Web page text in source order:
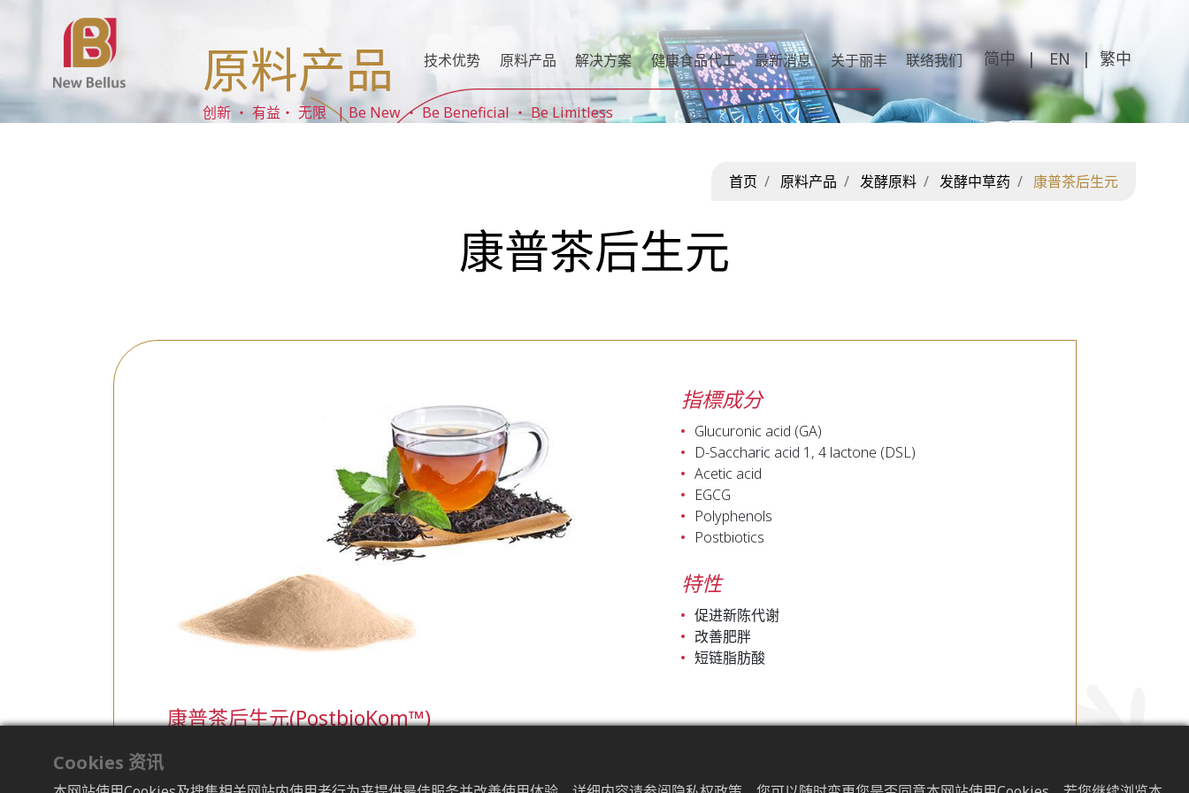
技术优势 原料产品 解决方案 健康食品代工 最新消息 关于丽丰 联络我们 繁中
原料产品
创新 ‧ 有益‧ 无限 | Be New ‧ Be Beneficial ‧ Be Limitless
首页 原料产品 发酵原料 发酵中草药 康普茶后生元
康普茶后生元
指標成分
Glucuronic acid (GA)
D-Saccharic acid 1, 4 lactone (DSL)
Acetic acid
EGCG
Polyphenols
Postbiotics
特性
促进新陈代谢
改善肥胖
短链脂肪酸
康普茶后生元(PostbioKom™)
Cookies 资讯